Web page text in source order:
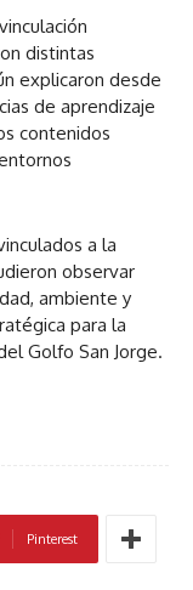
distintas
explicaron desde
de aprendizaje
contenidos
a la
observar
ambiente y
para la
Golfo San Jorge.
Pinterest